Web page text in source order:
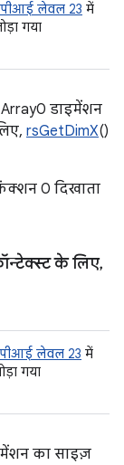
लेवल 23 में
गया
डाइमेंशन
rsGetDimX()
0 दिखाता
के लिए,
लेवल 23 में
गया
का साइज़